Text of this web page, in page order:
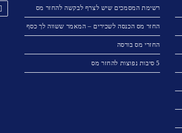
רשימת המסמכים שיש לצרף לבקשה להחזר מס
החזר מס הכנסה לשכירים – המאמר ששווה לך כסף
החזרי מס בורסה
5 סיבות נפוצות להחזר מס